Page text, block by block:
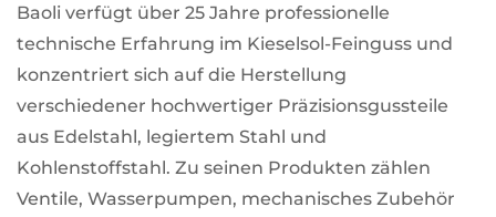
Baoli verfügt über 25 Jahre professionelle
technische Erfahrung im Kieselsol-Feinguss und
konzentriert sich auf die Herstellung
verschiedener hochwertiger Präzisionsgussteile
aus Edelstahl, legiertem Stahl und
Kohlenstoffstahl. Zu seinen Produkten zählen
Ventile, Wasserpumpen, mechanisches Zubehör